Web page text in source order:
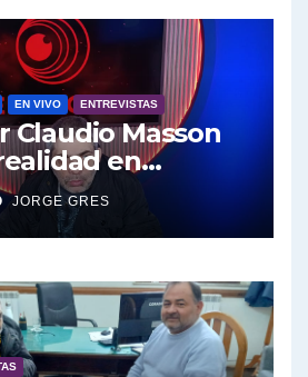
EN VIVO ENTREVISTAS
Claudio Masson
en
e
JORGE GRES